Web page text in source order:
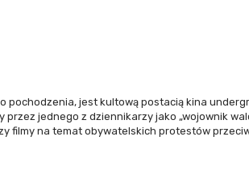
pochodzenia, jest kultową postacią kina
jednego z dziennikarzy jako „wojownik
filmy na temat obywatelskich protestów